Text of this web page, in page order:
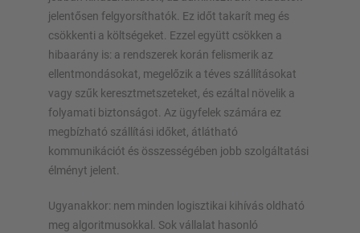
jelentősen felgyorsíthatók. Ez időt takarít meg és
csökkenti a költségeket. Ezzel együtt csökken a
hibaarány is: a rendszerek korán felismerik az
ellentmondásokat, megelőzik a téves szállításokat
vagy szűk keresztmetszeteket, és ezáltal növelik a
folyamati biztonságot. Az ügyfelek számára ez
megbízható szállítási időket, átlátható
kommunikációt és összességében jobb szolgáltatási
élményt jelent.
Ugyanakkor: nem minden logisztikai kihívás oldható
meg algoritmusokkal. Sok vállalat hasonló